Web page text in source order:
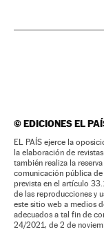
©EDICIONES EL
EL PAÍS ejerce la
la elaboración de
también realiza la
comunicación pública
prevista en el artículo
de las reproducciones y
este sitio web a medios
adecuados a tal fin de
24/2021, de 2 de